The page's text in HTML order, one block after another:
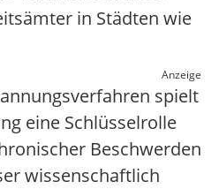
in Städten wie
Anzeige
spielt
eine Schlüsselrolle
Beschwerden
wissenschaftlich